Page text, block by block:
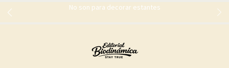
No son para decorar estantes